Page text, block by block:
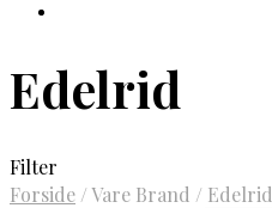
Edelrid
Filter
Forside /Vare Brand / Edelrid